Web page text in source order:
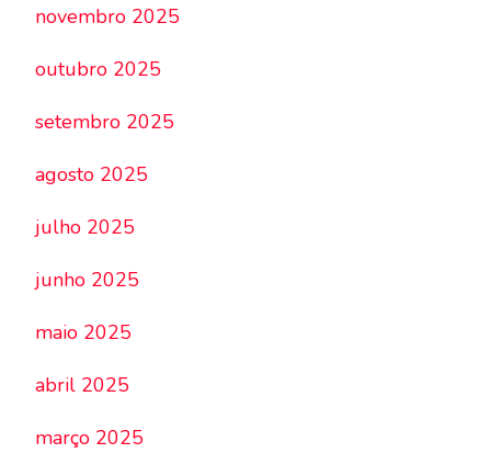
novembro 2025
outubro 2025
setembro 2025
agosto 2025
julho 2025
junho 2025
maio 2025
abril 2025
março 2025